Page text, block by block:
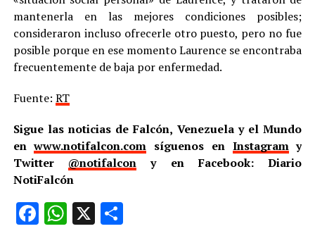
mantenerla en las mejores condiciones posibles;
consideraron incluso ofrecerle otro puesto, pero no fue
posible porque en ese momento Laurence se encontraba
frecuentemente de baja por enfermedad.
Fuente: RT
Sigue las noticias de Falcón, Venezuela y el Mundo
enwww.notifalcon.com síguenos en Instagramy
Twitter @notifalcon y en Facebook: Diario
NotiFalcón
Facebook
WhatsApp
X Compartir